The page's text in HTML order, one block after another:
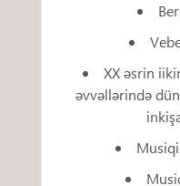
XX əsrin
əvvəllərində